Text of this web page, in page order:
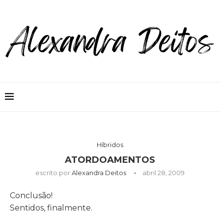
Híbridos
ATORDOAMENTOS
escrito porAlexandra Deitos abril 28, 2009
Conclusão!
Sentidos, finalmente.